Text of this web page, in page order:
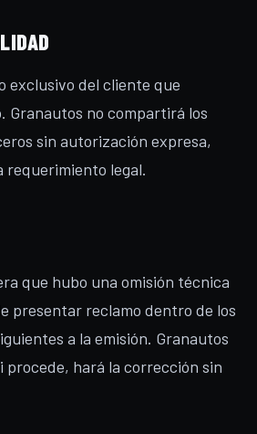
exclusivo del cliente que
Granautos no compartirá los
sin autorización expresa,
requerimiento legal.
que hubo una omisión técnica
presentar reclamo dentro de los
a la emisión. Granautos
procede, hará la corrección sin